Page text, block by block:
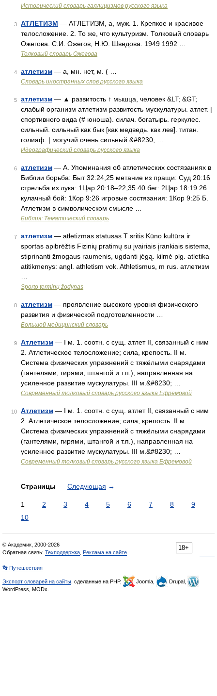
Исторический словарь галлицизмов русского языка
3 АТЛЕТИЗМ — АТЛЕТИЗМ, а, муж. 1. Крепкое и красивое
телосложение. 2. То же, что культуризм. Толковый словарь
Ожегова. С.И. Ожегов, Н.Ю. Шведова. 1949 1992 …
Толковый словарь Ожегова
4 атлетизм — а, мн. нет, м. ( …
Словарь иностранных слов русского языка
5 атлетизм — ▲ развитость ↑ мышца, человек &LT; &GT;
слабый организм атлетизм развитость мускулатуры. атлет. |
спортивного вида (# юноша). силач. богатырь. геркулес.
сильный. сильный как бык [как медведь. как лев]. титан.
голиаф. | могучий очень сильный.&#8230; …
Идеографический словарь русского языка
6 атлетизм — А. Упоминания об атлетических состязаниях в
Библии борьба: Быт 32:24,25 метание из пращи: Суд 20:16
стрельба из лука: 1Цар 20:18–22,35 40 бег: 2Цар 18:19 26
кулачный бой: 1Кор 9:26 игровые состязания: 1Кор 9:25 Б.
Атлетизм в символическом смысле …
Библия: Тематический словарь
7 атлетизм — atletizmas statusas T sritis Kūno kultūra ir
sportas apibrėžtis Fizinių pratimų su įvairiais įrankiais sistema,
stiprinanti žmogaus raumenis, ugdanti jėgą. kilmė plg. atletika
atitikmenys: angl. athletism vok. Athletismus, m rus. атлетизм
Sporto terminų žodynas
8 атлетизм — проявление высокого уровня физического
развития и физической подготовленности …
Большой медицинский словарь
9 Атлетизм — I м. 1. соотн. с сущ. атлет II, связанный с ним
2. Атлетическое телосложение; сила, крепость. II м.
Система физических упражнений с тяжёлыми снарядами
(гантелями, гирями, штангой и т.п.), направленная на
усиленное развитие мускулатуры. III м.&#8230; …
Современный толковый словарь русского языка Ефремовой
10 Атлетизм — I м. 1. соотн. с сущ. атлет II, связанный с ним
2. Атлетическое телосложение; сила, крепость. II м.
Система физических упражнений с тяжёлыми снарядами
(гантелями, гирями, штангой и т.п.), направленная на
усиленное развитие мускулатуры. III м.&#8230; …
Современный толковый словарь русского языка Ефремовой
Страницы Следующая →
1 2 3 4 5 6 7 8
9
10
18+
© Академик, 2000-2026
Обратная связь: Техподдержка Реклама на сайте
👣 Путешествия
Экспорт словарей на сайты , сделанные на PHP, Joomla,
Drupal,
WordPress, MODx.